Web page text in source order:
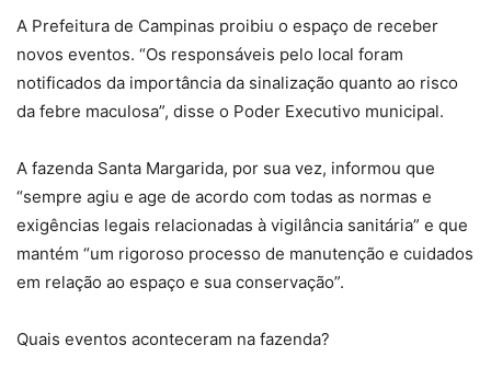
A Prefeitura de Campinas proibiu o espaço de receber
novos eventos. “Os responsáveis pelo local foram
notificados da importância da sinalização quanto ao risco
da febre maculosa”, disse o Poder Executivo municipal.
A fazenda Santa Margarida, por sua vez, informou que
“sempre agiu e age de acordo com todas as normas e
exigências legais relacionadas à vigilância sanitária” e que
mantém “um rigoroso processo de manutenção e cuidados
em relação ao espaço e sua conservação”.
Quais eventos aconteceram na fazenda?